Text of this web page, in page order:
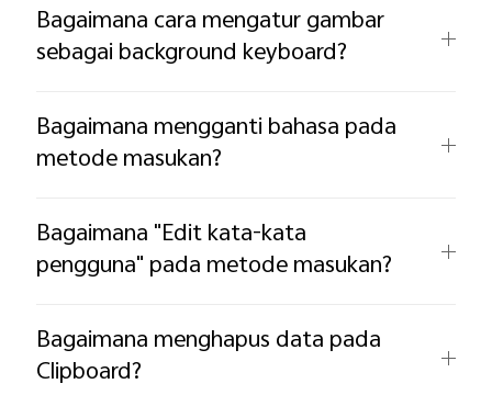
Bagaimana cara mengatur gambar
sebagai background keyboard?
Bagaimana mengganti bahasa pada
metode masukan?
Bagaimana "Edit kata-kata
pengguna" pada metode masukan?
Bagaimana menghapus data pada
Clipboard?